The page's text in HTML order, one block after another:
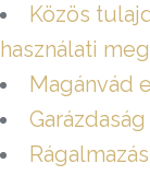
Közös
használati
Magánvád